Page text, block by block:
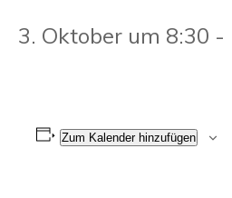
3. Oktober um 8:30 -
Zum Kalender hinzufügen